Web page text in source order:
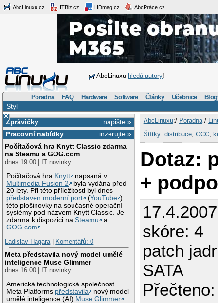
AbcLinuxu.cz ITBiz.cz HDmag.cz AbcPráce.cz
AbcLinuxu hledá autory!
Poradna FAQ Hardware Software Články Učebnice
Styl
×
napište »
Zprávičky
inzerujte »
Pracovní nabídky
Počítačová hra Knytt Classic zdarma
na Steamu a GOG.com
dnes 19:00 | IT novinky
Počítačová hra Knytt
napsaná v
Multimedia Fusion 2
byla vydána před
20 lety. Při této příležitosti byl dnes
představen moderní port
(YouTube )
této plošinovky na současné operační
systémy pod názvem Knytt Classic. Je
zdarma k dispozici naSteamu
a
GOG.com
Ladislav Hagara| Komentářů: 0
Meta představila nový model umělé
inteligence Muse Glimmer
dnes 16:00 | IT novinky
Americká technologická společnost
Meta Platforms představila
nový model
umělé inteligence (AI) Muse Glimmer
AbcLinuxu:/ Poradna/
Štítky: distribuce, GCC,
Dotaz:
+
skóre: 4
patch
SATA